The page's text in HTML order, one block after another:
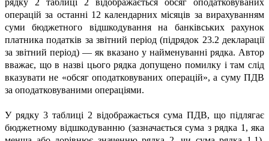
рядку 2 таблиці 2 відображається обсяг оподатковуваних
операцій за останні 12 календарних місяців за вирахуванням
суми бюджетного відшкодування на банківських рахунок
платника податків за звітний період (підрядок 23.2 декларації
за звітний період) — як вказано у найменуванні рядка. Автор
вважає, що в назві цього рядка допущено помилку і там слід
вказувати не «обсяг оподатковуваних операцій», а суму ПДВ
за оподатковуваними операціями.
У рядку 3 таблиці 2 відображається сума ПДВ, що підлягає
бюджетному відшкодуванню (зазначається сума з рядка 1, яка